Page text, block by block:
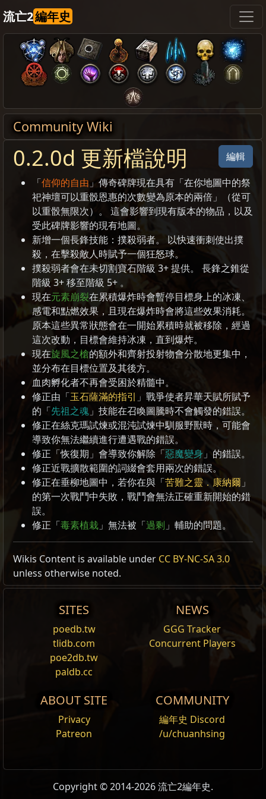
流亡2編年史
Community Wiki
編輯
0.2.0d 更新檔說明
「信仰的自由 」傳奇碑牌現在具有「在你地圖中的祭
祀神壇可以重骰恩惠的次數變為原本的兩倍」（從可
以重骰無限次）。 這會影響到現有版本的物品，以及
受此碑牌影響的現有地圖。
新增一個長鋒技能：撲殺弱者。 以快速衝刺使出撲
殺，在擊殺敵人時賦予一個狂怒球。
撲殺弱者會在未切割寶石階級 3+ 提供。 長鋒之錐從
階級 3+ 移至階級 5+ 。
現在元素崩裂在累積爆炸時會暫停目標身上的冰凍、
感電和點燃效果，且現在爆炸時會將這些效果消耗。
原本這些異常狀態會在一開始累積時就被移除，經過
這次改動，目標會維持冰凍，直到爆炸。
現在旋風之槍的額外和齊射投射物會分散地更集中，
並分布在目標位置及其後方。
血肉孵化者不再會受困於精髓中。
修正由「玉石薩滿的指引 」戰爭使者昇華天賦所賦予
的「先祖之魂 」技能在召喚圖騰時不會觸發的錯誤。
修正在絲克瑪試煉或混沌試煉中馴服野獸時，可能會
導致你無法繼續進行遭遇戰的錯誤。
修正「恢復期」會導致你解除「惡魔變身 」的錯誤。
修正近戰擴散範圍的詞綴會套用兩次的錯誤。
修正在垂柳地圖中，若你在與「苦難之靈．康納爾 」
的第一次戰鬥中失敗，戰鬥會無法正確重新開始的錯
誤。
修正「毒素植栽 」無法被「過剩 」輔助的問題。
Wikis Content is available under CC BY-NC-SA 3.0
unless otherwise noted.
SITES
poedb.tw
tlidb.com
poe2db.tw
paldb.cc
NEWS
GGG Tracker
Concurrent Players
ABOUT SITE
Privacy
Patreon
COMMUNITY
編年史 Discord
/u/chuanhsing
Copyright © 2014-2026 流亡2編年史.